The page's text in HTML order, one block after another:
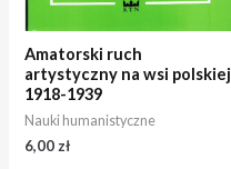
Amatorski ruch
artystyczny na wsi polskiej
1918-1939
Nauki humanistyczne
6,00 zł